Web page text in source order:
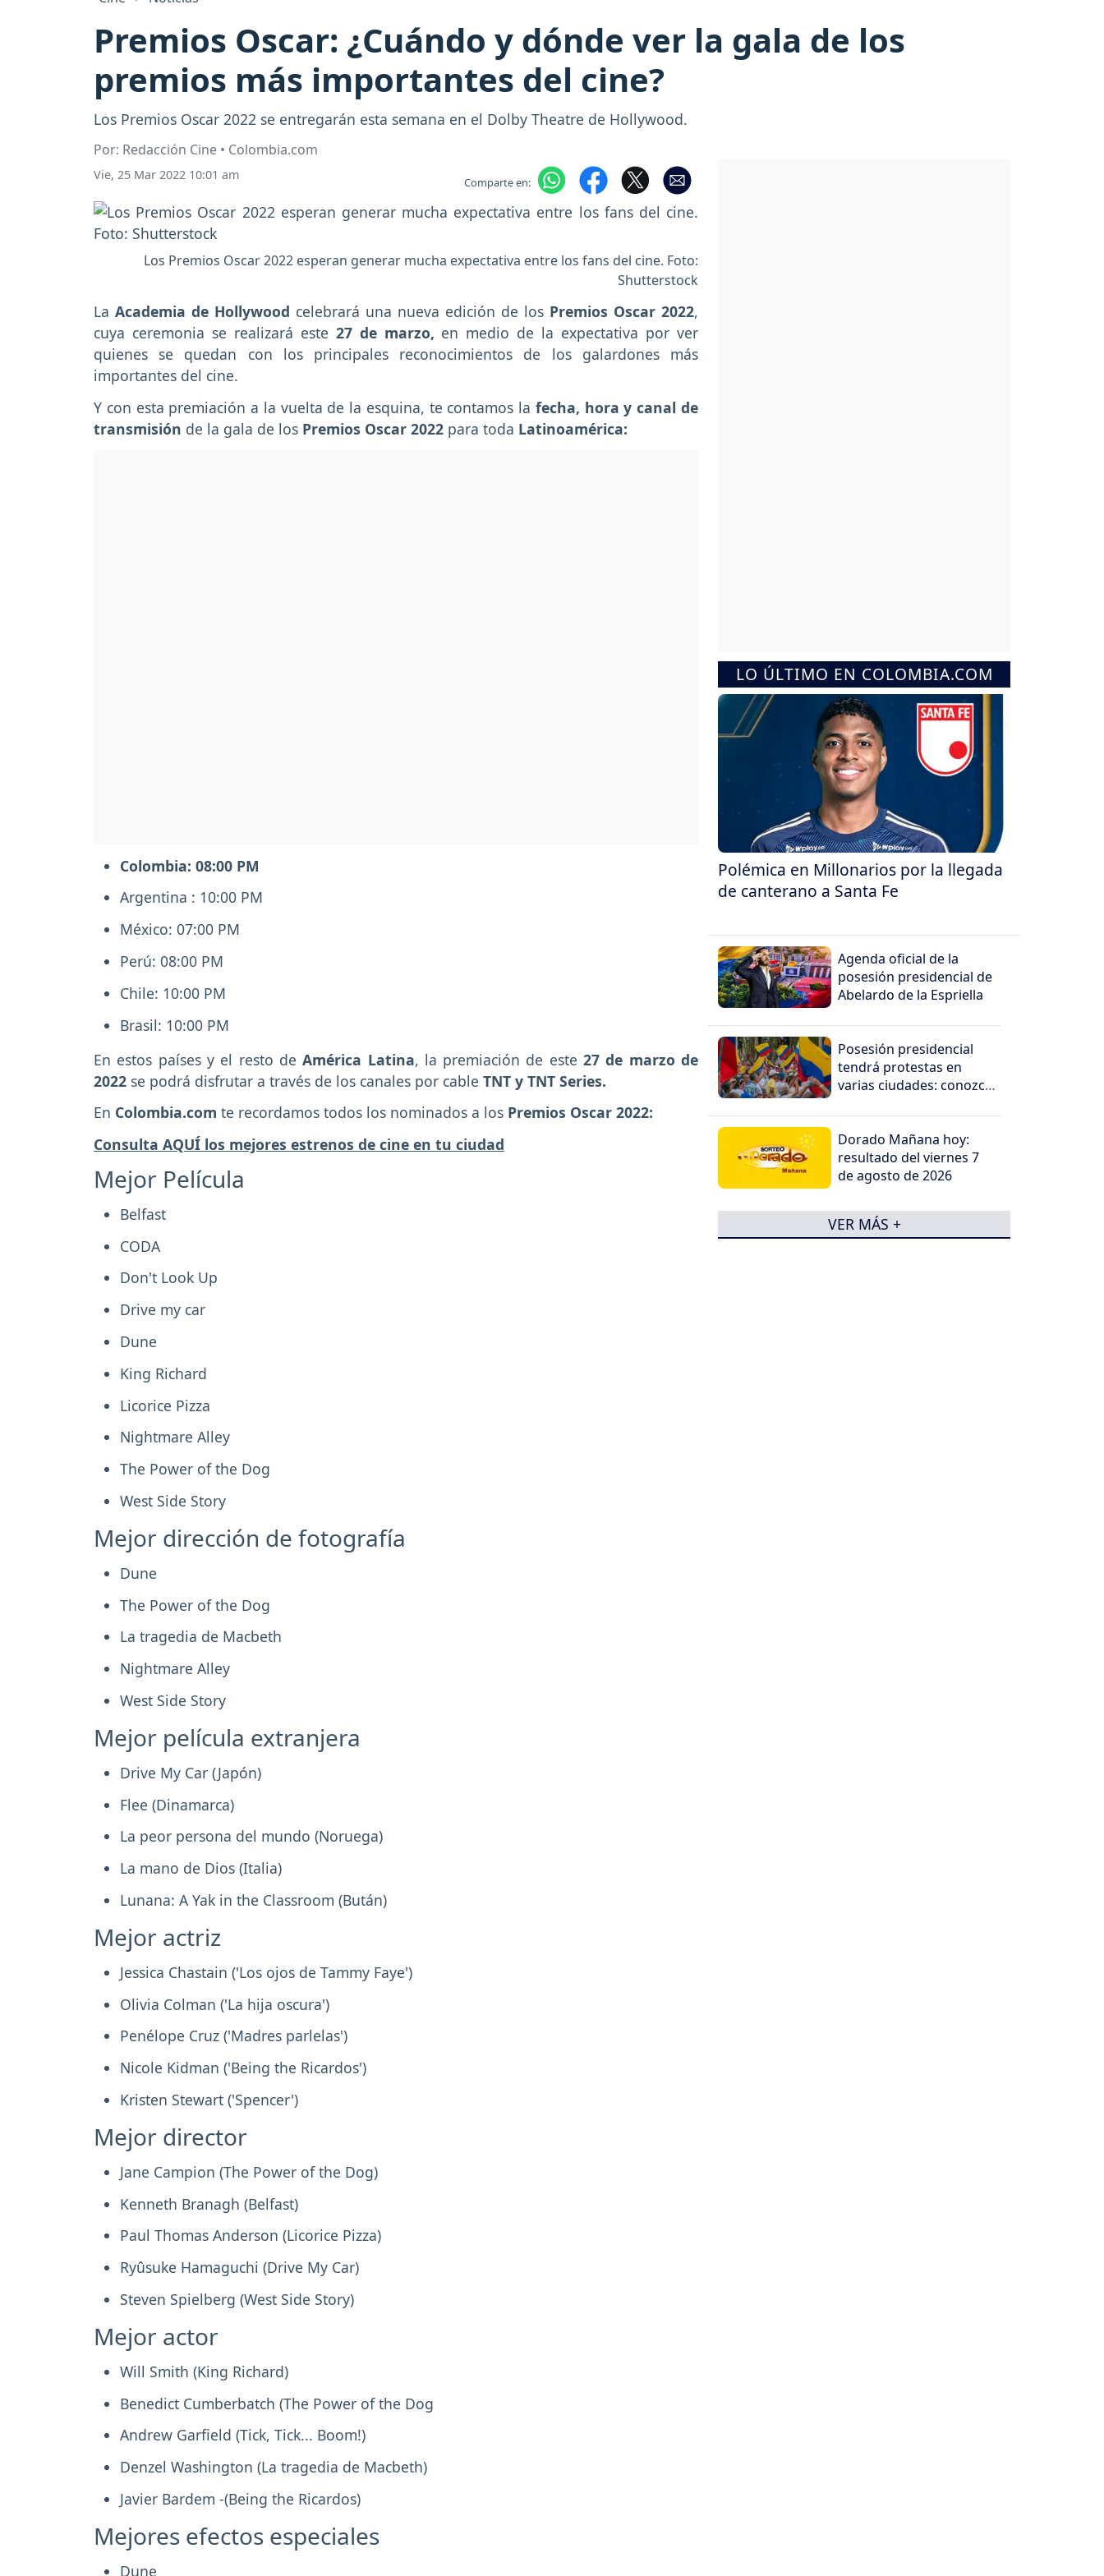
Premios Oscar: ¿Cuándo y dónde ver la gala de los
premios más importantes del cine?
Los Premios Oscar 2022 se entregarán esta semana en el Dolby Theatre de Hollywood.
Por: Redacción Cine • Colombia.com
Vie, 25 Mar 2022 10:01 am Comparte en:
Los Premios Oscar 2022 esperan generar mucha expectativa entre los fans del cine. Foto:
Shutterstock
La Academia de Hollywood celebrará una nueva edición de los Premios Oscar 2022,
cuya ceremonia se realizará este 27 de marzo, en medio de la expectativa por ver
quienes se quedan con los principales reconocimientos de los galardones más
importantes del cine.
Y con esta premiación a la vuelta de la esquina, te contamos la fecha, hora y canal de
transmisión de la gala de los Premios Oscar 2022 para toda Latinoamérica:
Colombia: 08:00 PM
Argentina : 10:00 PM
México: 07:00 PM
Perú: 08:00 PM
Chile: 10:00 PM
Brasil: 10:00 PM
En estos países y el resto de América Latina, la premiación de este27 de marzo de
2022 se podrá disfrutar a través de los canales por cable TNT y TNT Series.
En Colombia.com te recordamos todos los nominados a los Premios Oscar 2022:
Consulta AQUÍ los mejores estrenos de cine en tu ciudad
Mejor Película
Belfast
CODA
Don't Look Up
Drive my car
Dune
King Richard
Licorice Pizza
Nightmare Alley
The Power of the Dog
West Side Story
Mejor dirección de fotografía
Dune
The Power of the Dog
La tragedia de Macbeth
Nightmare Alley
West Side Story
Mejor película extranjera
Drive My Car (Japón)
Flee (Dinamarca)
La peor persona del mundo (Noruega)
La mano de Dios (Italia)
Lunana: A Yak in the Classroom (Bután)
Mejor actriz
Jessica Chastain ('Los ojos de Tammy Faye')
Olivia Colman ('La hija oscura')
Penélope Cruz ('Madres parlelas')
Nicole Kidman ('Being the Ricardos')
Kristen Stewart ('Spencer')
Mejor director
Jane Campion (The Power of the Dog)
Kenneth Branagh (Belfast)
Paul Thomas Anderson (Licorice Pizza)
Ryûsuke Hamaguchi (Drive My Car)
Steven Spielberg (West Side Story)
Mejor actor
Will Smith (King Richard)
Benedict Cumberbatch (The Power of the Dog
Andrew Garfield (Tick, Tick... Boom!)
Denzel Washington (La tragedia de Macbeth)
Javier Bardem -(Being the Ricardos)
Mejores efectos especiales
Dune
LO ÚLTIMO EN COLOMBIA.COM
Polémica en Millonarios por la llegada
de canterano a Santa Fe
Agenda oficial de la
posesión presidencial de
Abelardo de la Espriella
Posesión presidencial
tendrá protestas en
varias ciudades: conozca
concentraciones
Dorado Mañana hoy:
resultado del viernes 7
de agosto de 2026
VER MÁS +